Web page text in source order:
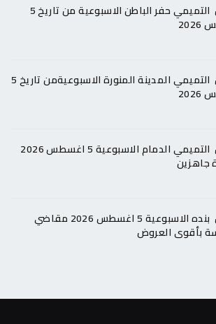
عروض التميمي حفر الباطن الاسبوعية من تاريخ 5
عروض التميمي المدينة المنورة الاسبوعيةمن تاريخ 5
عروض التميمي الدمام الاسبوعية 5 اغسطس 2026
جاهزين
عروض بنده الاسبوعية 5 اغسطس 2026 مقاضي
بأقوى العروض